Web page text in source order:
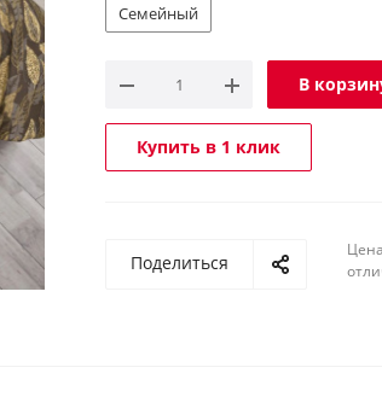
Семейный
В
Купить в 1 клик
Поделиться